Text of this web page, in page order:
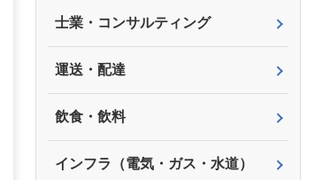
士業・コンサルティング
運送・配達
飲食・飲料
インフラ（電気・ガス・水道）